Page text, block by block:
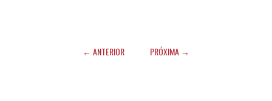
← ANTERIOR PRÓXIMA →